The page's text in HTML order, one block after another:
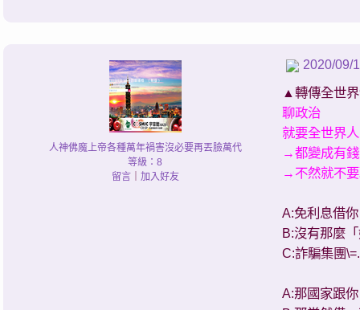
人神佛魔上帝各種萬年禍害沒必要再丟臉萬代
等級：8
留言｜ 加入好友
2020/09/
▲轉傳全世
聊政治
就要全世界人
→都變成有
→不然就不
A:免利息借
B:沒有那麼
C:詐騙集團
A:那國家跟